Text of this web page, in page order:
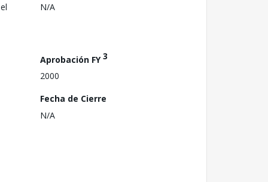
N/A
Aprobación FY3
2000
Fecha de Cierre
N/A